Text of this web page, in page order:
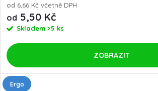
od 6,66 Kč včetně DPH
od 5,50 Kč
Skladem >5 ks
ZOBRAZIT
Ergo